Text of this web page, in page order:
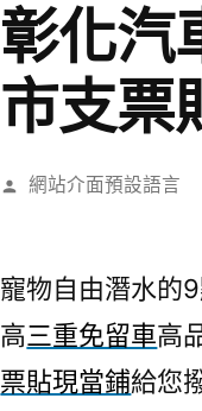
彰化汽
市支票
作
網站介面預設語言
寵物自由潛水的
高三重免留車高
票貼現當鋪給您